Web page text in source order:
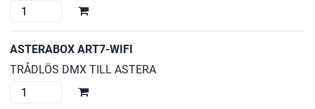
ASTERA
TUBE
CASE
mängd
ASTERABOX ART7-WIFI
TRÅDLÖS DMX TILL ASTERA
ASTERABOX